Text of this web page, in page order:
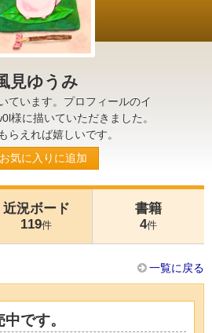
見ゆうみ
ています。プロフィールのイ
様に描いていただきました。
らえれば嬉しいです。
気に入りに追加
近況ボード
119件
書籍
4件
一覧に戻る
です。